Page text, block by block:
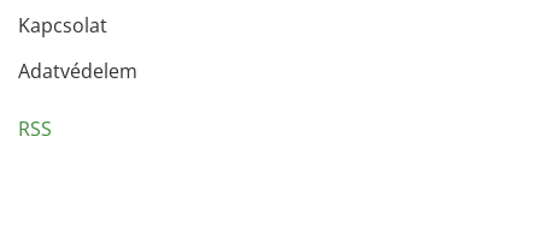
Kapcsolat
Adatvédelem
RSS